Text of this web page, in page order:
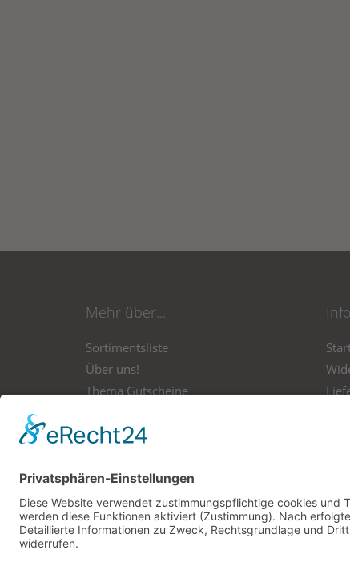
Mehr über...
Sortimentsliste
Über uns!
Thema Gutscheine